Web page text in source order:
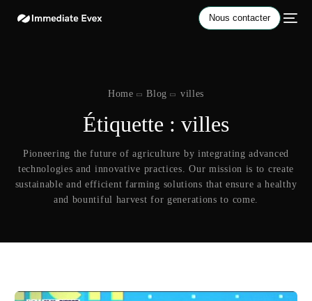
Nous contacter
Home Blog villes
Étiquette : villes
Pioneering the future of agriculture by integrating advanced
technologies and innovative practices. Our mission is to create
sustainable and efficient farming solutions that ensure a healthy
and bountiful harvest for generations to come.